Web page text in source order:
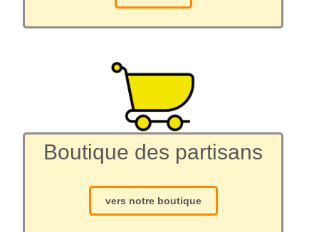
Boutique des partisans
vers notre boutique